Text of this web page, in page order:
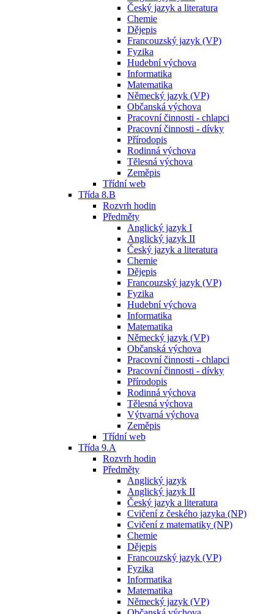
Český jazyk a literatura
Chemie
Dějepis
Francouzský jazyk (VP)
Fyzika
Hudební výchova
Informatika
Matematika
Německý jazyk (VP)
Občanská výchova
Pracovní činnosti - chlapci
Pracovní činnosti - dívky
Přírodopis
Rodinná výchova
Tělesná výchova
Zeměpis
Třídní web
Třída 8.B
Rozvrh hodin
Předměty
Anglický jazyk I
Anglický jazyk II
Český jazyk a literatura
Chemie
Dějepis
Francouzský jazyk (VP)
Fyzika
Hudební výchova
Informatika
Matematika
Německý jazyk (VP)
Občanská výchova
Pracovní činnosti - chlapci
Pracovní činnosti - dívky
Přírodopis
Rodinná výchova
Tělesná výchova
Výtvarná výchova
Zeměpis
Třídní web
Třída 9.A
Rozvrh hodin
Předměty
Anglický jazyk
Anglický jazyk II
Český jazyk a literatura
Cvičení z českého jazyka (NP)
Cvičení z matematiky (NP)
Chemie
Dějepis
Francouzský jazyk (VP)
Fyzika
Informatika
Matematika
Německý jazyk (VP)